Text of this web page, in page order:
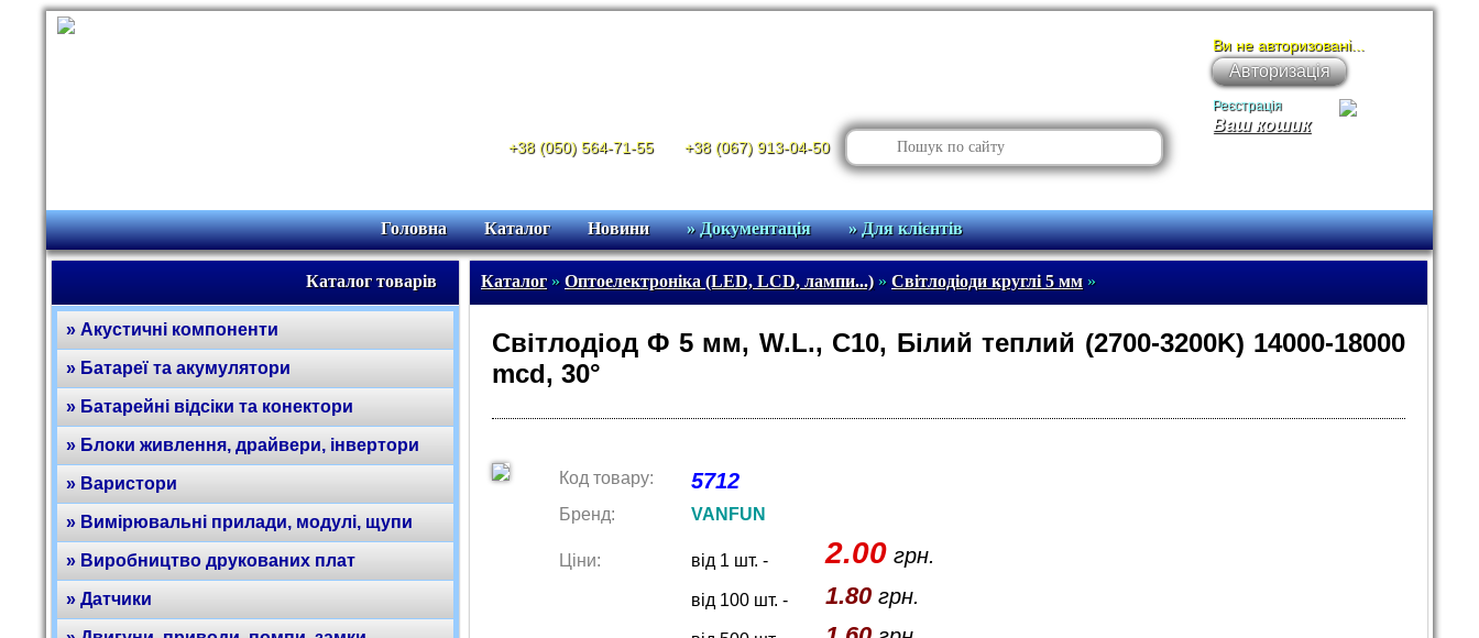
+38 (050) 564-71-55 +38 (067) 913-04-50
Ваш кошик
Ви не авторизовані...
Авторизація
Реєстрація
Головна Каталог Новини » Документація » Для клієнтів
Каталог товарів
» Акустичні компоненти
» Батареї та акумулятори
» Батарейні відсіки та конектори
» Блоки живлення, драйвери, інвертори
» Варистори
» Вимірювальні прилади, модулі, щупи
» Виробництво друкованих плат
» Датчики
Каталог» Оптоелектроніка (LED, LCD, лампи...)» Світлодіоди круглі 5 мм»
Світлодіод Ф 5 мм, W.L., C10, Білий теплий (2700-3200K) 14000-18000
mcd, 30°
Код товару: 5712
Бренд: VANFUN
Ціни: від 1 шт. - 2.00 грн.
від 100 шт. - 1.80 грн.